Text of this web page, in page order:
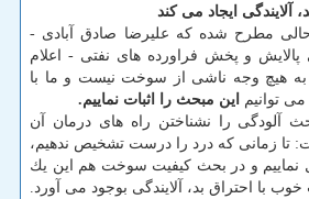
ایجاد می كند
مطرح شده كه علیرضا صادق آبادی -
و پخش فراورده های نفتی - اعلام
به هیچ وجه ناشی از سوخت نیست و ما با
توانیم
این مبحث را اثبات نماییم.
را نشناختن راه های درمان آن
تا زمانی كه درد را درست تشخیص ندهیم،
نماییم و در بحث كیفیت سوخت هم این یك
با احتراق بد، آلایندگی بوجود می آورد.